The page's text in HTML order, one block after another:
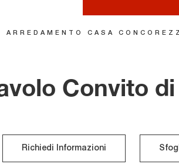
ARREDAMENTO CASA
Convito
Richiedi Informazioni